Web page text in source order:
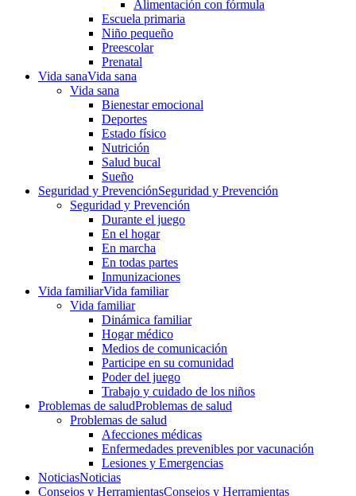
Alimentación con fórmula
Escuela primaria
Niño pequeño
Preescolar
Prenatal
Vida sanaVida sana
Vida sana
Bienestar emocional
Deportes
Estado físico
Nutrición
Salud bucal
Sueño
Seguridad y PrevenciónSeguridad y Prevención
Seguridad y Prevención
Durante el juego
En el hogar
En marcha
En todas partes
Inmunizaciones
Vida familiarVida familiar
Vida familiar
Dinámica familiar
Hogar médico
Medios de comunicación
Participe en su comunidad
Poder del juego
Trabajo y cuidado de los niños
Problemas de saludProblemas de salud
Problemas de salud
Afecciones médicas
Enfermedades prevenibles por vacunación
Lesiones y Emergencias
NoticiasNoticias
Consejos y HerramientasConsejos y Herramientas